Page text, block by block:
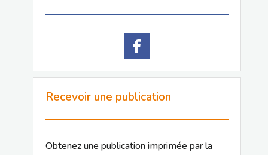
Recevoir une publication
Obtenez une publication imprimée par la